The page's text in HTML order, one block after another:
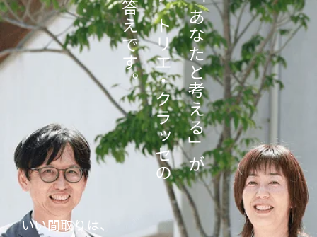
「あなたと考える」が
アトリエ・クラッセの
答えです。
いい間取りは、